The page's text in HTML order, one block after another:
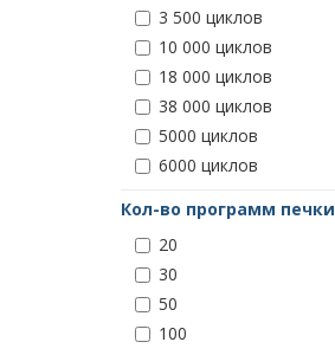
3 500 циклов
10 000 циклов
18 000 циклов
38 000 циклов
5000 циклов
6000 циклов
Кол-во программ печки
20
30
50
100